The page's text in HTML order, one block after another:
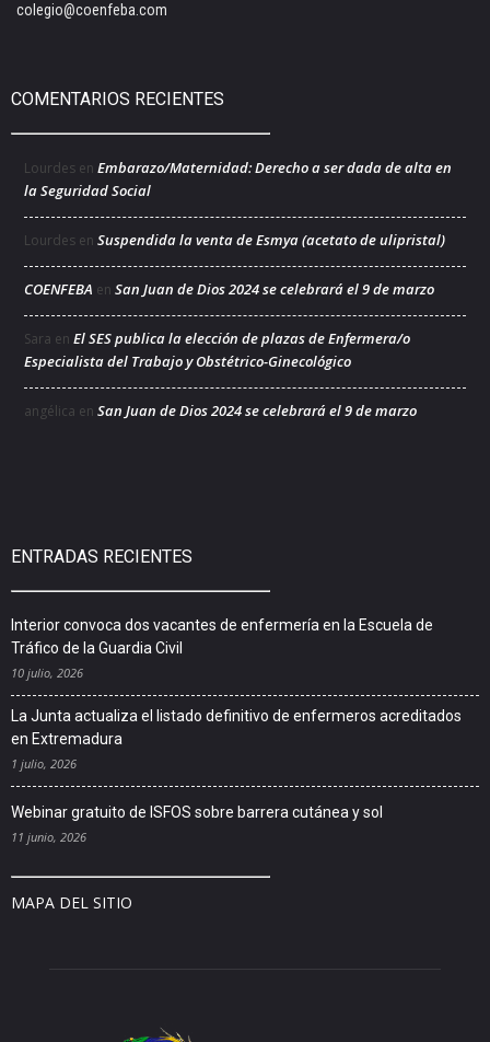
colegio@coenfeba.com
COMENTARIOS RECIENTES
Lourdes en Embarazo/Maternidad: Derecho a ser dada de alta en
la Seguridad Social
Lourdes en Suspendida la venta de Esmya (acetato de ulipristal)
COENFEBA en San Juan de Dios 2024 se celebrará el 9 de marzo
Sara en El SES publica la elección de plazas de Enfermera/o
Especialista del Trabajo y Obstétrico-Ginecológico
angélica en San Juan de Dios 2024 se celebrará el 9 de marzo
ENTRADAS RECIENTES
Interior convoca dos vacantes de enfermería en la Escuela de
Tráfico de la Guardia Civil
10 julio, 2026
La Junta actualiza el listado definitivo de enfermeros acreditados
en Extremadura
1 julio, 2026
Webinar gratuito de ISFOS sobre barrera cutánea y sol
11 junio, 2026
MAPA DEL SITIO